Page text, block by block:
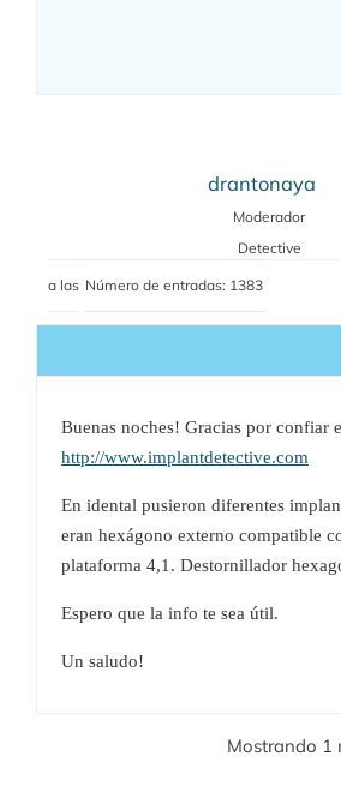
drantonaya
Moderador
Detective
a las Número de entradas: 1383
Buenas noches! Gracias por confiar
http://www.implantdetective.com
En idental pusieron diferentes
eran hexágono externo compatible
plataforma 4,1. Destornillador
Espero que la info te sea útil.
Un saludo!
Mostrando 1